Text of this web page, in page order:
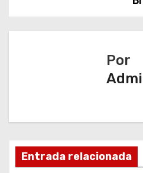
g
n
Por
Entrada relacionada